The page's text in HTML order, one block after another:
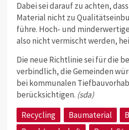
Dabei sei darauf zu achten,
Material nicht zu
führe. Hoch- und
also nicht vermischt werden,
Die neue Richtlinie sei für die
verbindlich, die Gemeinden
bei kommunalen
berücksichtigen. (sda)
Recycling
Baumaterial